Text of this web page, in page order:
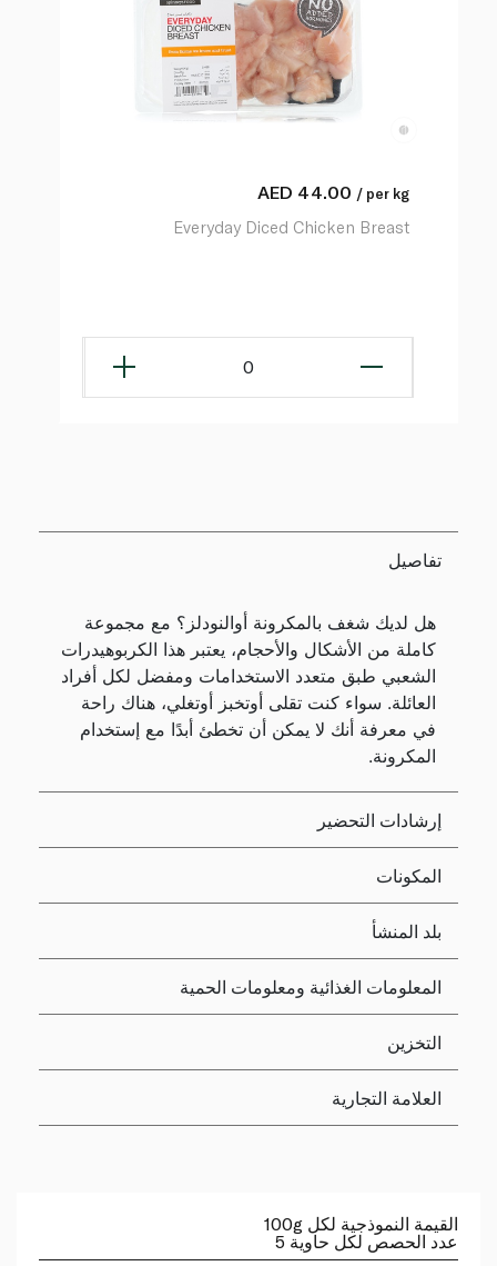
AED 44.00 / per kg
Everyday Diced Chicken Breast
0
تفاصيل
هل لديك شغف بالمكرونة أوالنودلز؟ مع مجموعة
كاملة من الأشكال والأحجام، يعتبر هذا الكربوهيدرات
الشعبي طبق متعدد الاستخدامات ومفضل لكل أفراد
العائلة. سواء كنت تقلى أوتخبز أوتغلي، هناك راحة
في معرفة أنك لا يمكن أن تخطئ أبدًا مع إستخدام
المكرونة.
إرشادات التحضير
المكونات
بلد المنشأ
المعلومات الغذائية ومعلومات الحمية
التخزين
العلامة التجارية
القيمة النموذجية لكل 100g
عدد الحصص لكل حاوية 5